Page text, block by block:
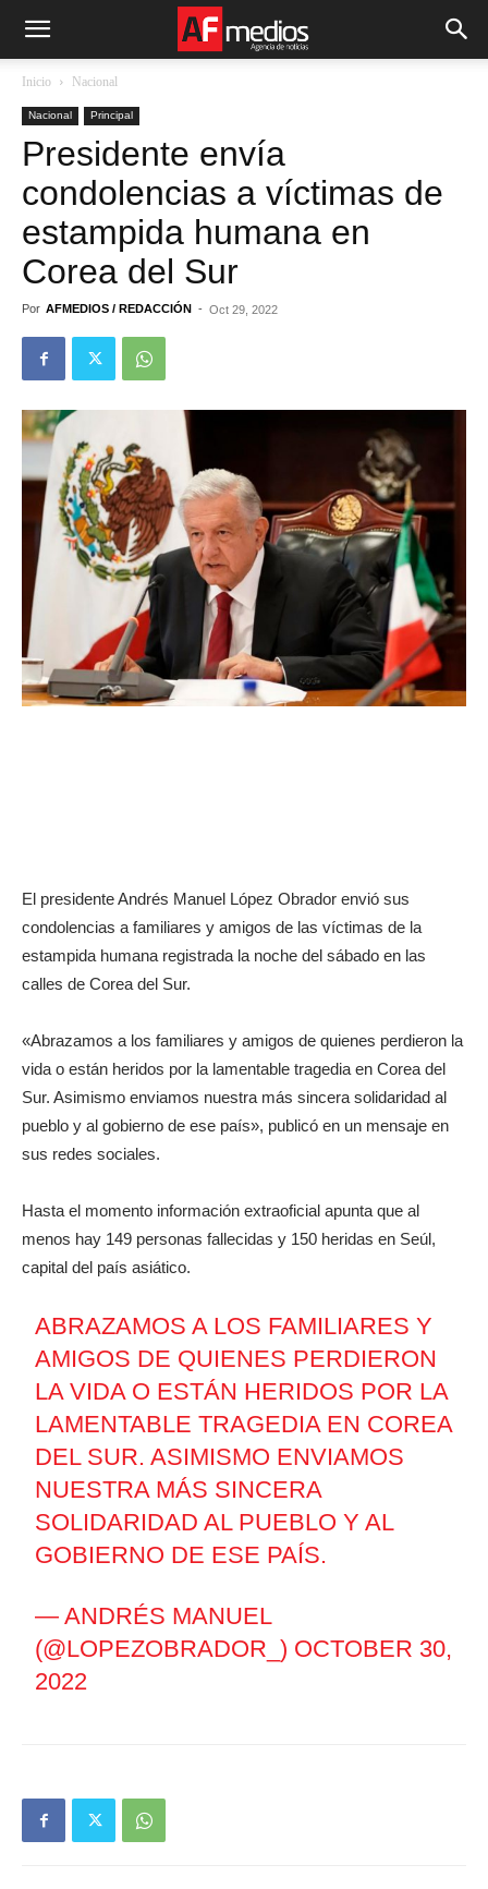
Inicio Nacional
Nacional Principal
Presidente envía
condolencias a víctimas de
estampida humana en
Corea del Sur
Por AFMEDIOS / REDACCIÓN - Oct 29, 2022
El presidente Andrés Manuel López Obrador envió sus
condolencias a familiares y amigos de las víctimas de la
estampida humana registrada la noche del sábado en las
calles de Corea del Sur.
«Abrazamos a los familiares y amigos de quienes perdieron la
vida o están heridos por la lamentable tragedia en Corea del
Sur. Asimismo enviamos nuestra más sincera solidaridad al
pueblo y al gobierno de ese país», publicó en un mensaje en
sus redes sociales.
Hasta el momento información extraoficial apunta que al
menos hay 149 personas fallecidas y 150 heridas en Seúl,
capital del país asiático.
ABRAZAMOS A LOS FAMILIARES Y
AMIGOS DE QUIENES PERDIERON
LA VIDA O ESTÁN HERIDOS POR LA
LAMENTABLE TRAGEDIA EN COREA
DEL SUR. ASIMISMO ENVIAMOS
NUESTRA MÁS SINCERA
SOLIDARIDAD AL PUEBLO Y AL
GOBIERNO DE ESE PAÍS.
— ANDRÉS MANUEL
(@LOPEZOBRADOR_) OCTOBER 30,
2022